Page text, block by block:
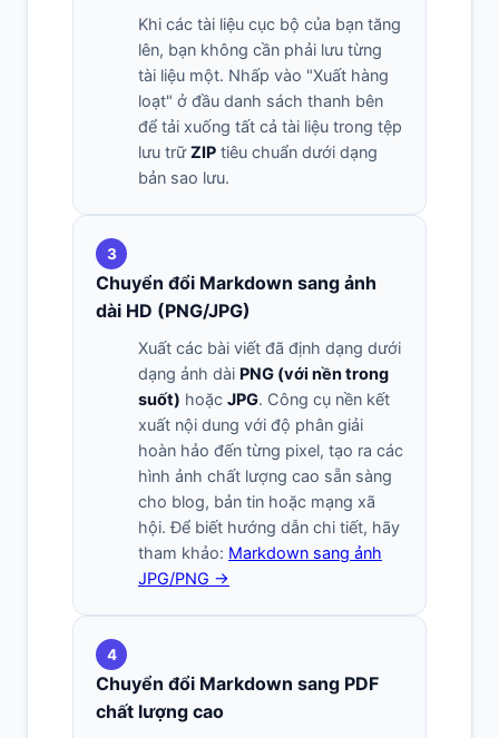
Khi các tài liệu cục bộ của bạn tăng
lên, bạn không cần phải lưu từng
tài liệu một. Nhấp vào "Xuất hàng
loạt" ở đầu danh sách thanh bên
để tải xuống tất cả tài liệu trong tệp
lưu trữZIP tiêu chuẩn dưới dạng
bản sao lưu.
3
Chuyển đổi Markdown sang ảnh
dài HD (PNG/JPG)
Xuất các bài viết đã định dạng dưới
dạng ảnh dài PNG (với nền trong
suốt) hoặc JPG. Công cụ nền kết
xuất nội dung với độ phân giải
hoàn hảo đến từng pixel, tạo ra các
hình ảnh chất lượng cao sẵn sàng
cho blog, bản tin hoặc mạng xã
hội. Để biết hướng dẫn chi tiết, hãy
tham khảo: Markdown sang ảnh
JPG/PNG →
4
Chuyển đổi Markdown sang PDF
chất lượng cao